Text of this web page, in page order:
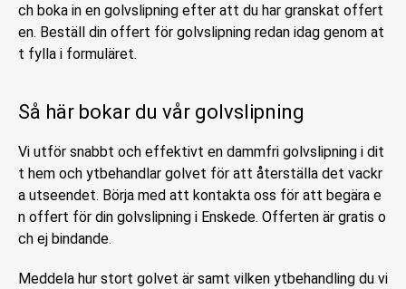
ch boka in en golvslipning efter att du har granskat offert
en. Beställ din offert för golvslipning redan idag genom at
t fylla i formuläret.
Så här bokar du vår golvslipning
Vi utför snabbt och effektivt en dammfri golvslipning i dit
t hem och ytbehandlar golvet för att återställa det vackr
a utseendet. Börja med att kontakta oss för att begära e
n offert för din golvslipning i Enskede. Offerten är gratis o
ch ej bindande.
Meddela hur stort golvet är samt vilken ytbehandling du vi